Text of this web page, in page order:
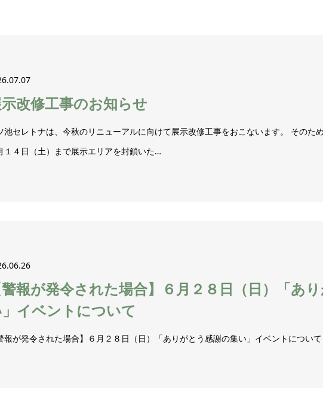
改修工事のお知らせ
池セレトナは、今秋のリニューアルに向けて展示改修工事をおこないます。 そのた
１４日（土）まで展示エリアを封鎖いた…
報が発令された場合】６月２８日（日）「あ
イベントについて
報が発令された場合】６月２８日（日）「ありがとう感謝の集い」イベントについ